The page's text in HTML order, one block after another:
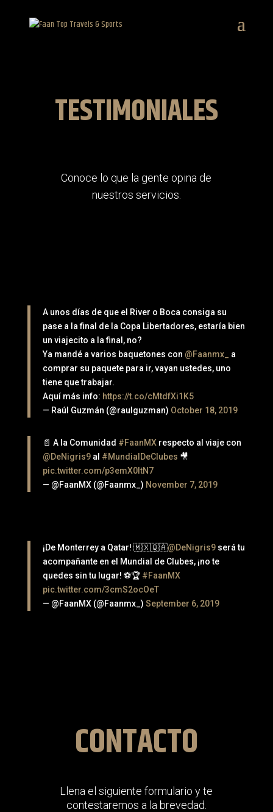
TESTIMONIALES
Conoce lo que la gente opina de
nuestros servicios.
A unos días de que el River o Boca consiga su
pase a la final de la Copa Libertadores, estaría bien
un viajecito a la final, no?
Ya mandé a varios baquetones con @Faanmx_
a
comprar su paquete para ir, vayan ustedes, uno
tiene que trabajar.
Aquí más info: https://t.co/cMtdfXi1K5
— Raúl Guzmán (@raulguzman) October 18, 2019
📄 A la Comunidad #FaanMXrespecto al viaje con
@DeNigris9al #MundialDeClubes 🎥
pic.twitter.com/p3emX0ItN7
— @FaanMX (@Faanmx_) November 7, 2019
¡De Monterrey a Qatar! 🇲🇽🇶🇦@DeNigris9será tu
acompañante en el Mundial de Clubes, ¡no te
quedes sin tu lugar! ⚽️🏆 #FaanMX
pic.twitter.com/3cmS2ocOeT
— @FaanMX (@Faanmx_) September 6, 2019
CONTACTO
Llena el siguiente formulario y te
contestaremos a la brevedad.